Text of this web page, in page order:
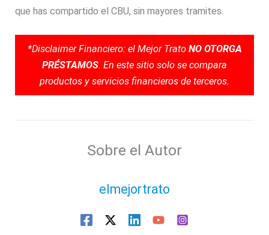
que has compartido el CBU, sin mayores tramites.
*Disclaimer Financiero: el Mejor Trato NO OTORGA
PRÉSTAMOS. En este sitio solo se compara
productos y servicios financieros de terceros.
Sobre el Autor
elmejortrato